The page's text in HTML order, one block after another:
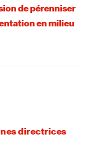
de pérenniser
en milieu
directrices